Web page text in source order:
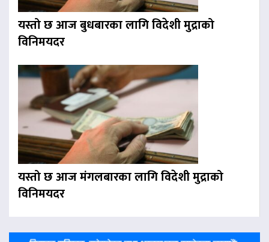
यस्तो छ आज बुधबारका लागि विदेशी मुद्राको
विनिमयदर
यस्तो छ आज मंगलबारका लागि विदेशी मुद्राको
विनिमयदर